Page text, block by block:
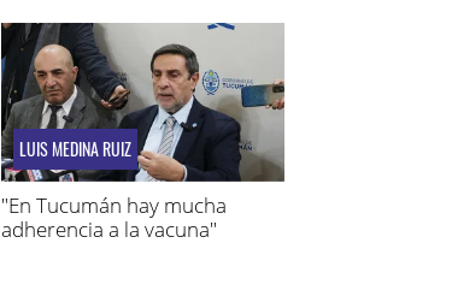
LUIS MEDINA RUIZ
"En Tucumán hay mucha
adherencia a la vacuna"